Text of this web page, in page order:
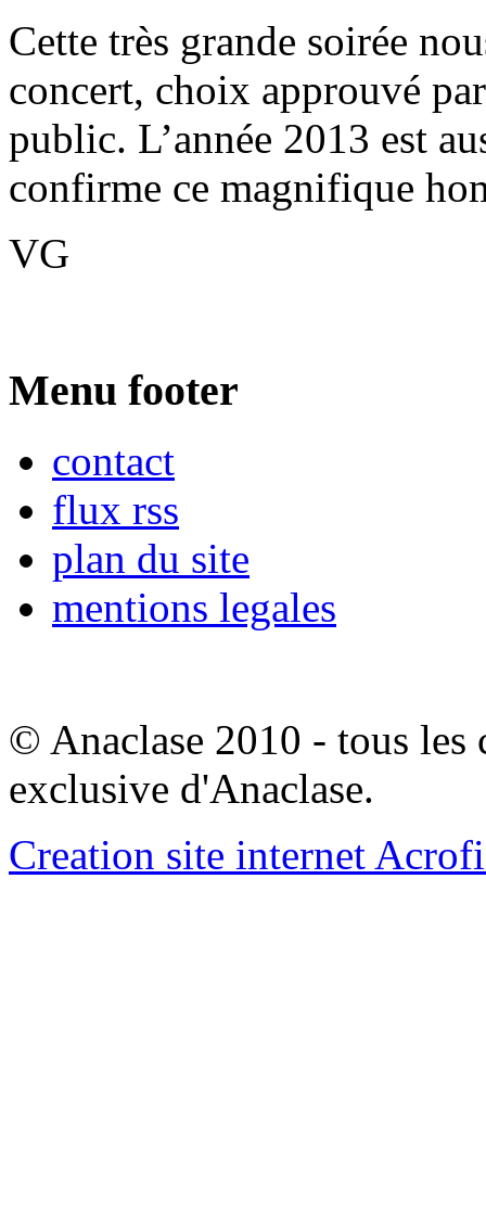
Cette très grande soirée
concert, choix approuvé
public. L’année 2013 est
confirme ce magnifique
VG
Menu footer
contact
flux rss
plan du site
mentions legales
© Anaclase 2010 - tous les
exclusive d'Anaclase.
Creation site internet